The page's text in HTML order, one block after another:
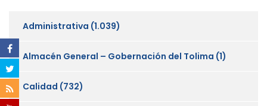
Administrativa (1.039)
Almacén General – Gobernación del Tolima (1)
Calidad (732)